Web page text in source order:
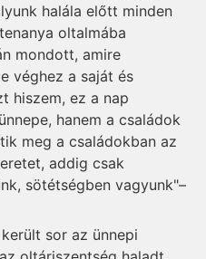
halála előtt minden
oltalmába
mondott, amire
véghez a saját és
hiszem, ez a nap
hanem a családok
meg a családokban az
addig csak
sötétségben vagyunk"–
sor az ünnepi